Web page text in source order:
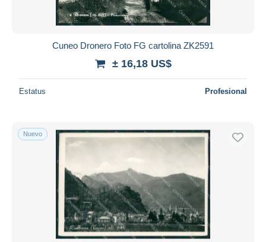
Cuneo Dronero Foto FG cartolina ZK2591
± 16,18 US$
Estatus Profesional
Nuevo